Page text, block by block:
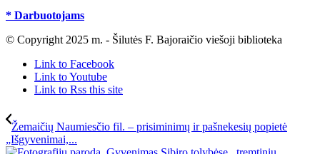
* Darbuotojams
© Copyright 2025 m. - Šilutės F. Bajoraičio viešoji biblioteka
Link to Facebook
Link to Youtube
Link to Rss this site
Žemaičių Naumiesčio fil. – prisiminimų ir pašnekesių popietė
„Išgyvenimai,...